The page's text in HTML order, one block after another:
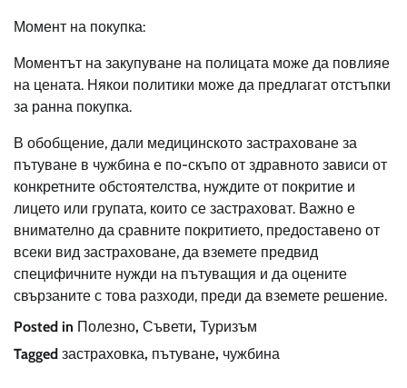
Момент на покупка:
Моментът на закупуване на полицата може да повлияе
на цената. Някои политики може да предлагат отстъпки
за ранна покупка.
В обобщение, дали медицинското застраховане за
пътуване в чужбина е по-скъпо от здравното зависи от
конкретните обстоятелства, нуждите от покритие и
лицето или групата, които се застраховат. Важно е
внимателно да сравните покритието, предоставено от
всеки вид застраховане, да вземете предвид
специфичните нужди на пътуващия и да оцените
свързаните с това разходи, преди да вземете решение.
Posted in Полезно, Съвети, Туризъм
Tagged застраховка, пътуване, чужбина